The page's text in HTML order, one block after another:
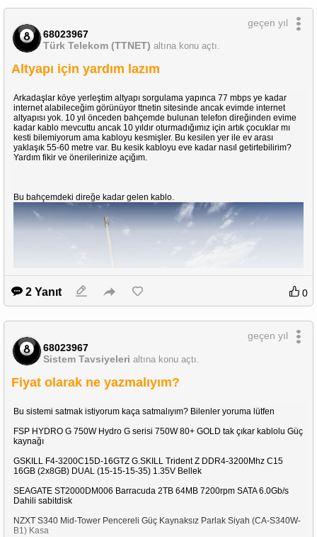
68023967
Türk Telekom (TTNET) altına konu açtı.
geçen yıl
Altyapı için yardım lazım
Arkadaşlar köye yerleştim altyapı sorgulama yapınca 77 mbps ye kadar
internet alabileceğim görünüyor ttnetin sitesinde ancak evimde internet
altyapısı yok. 10 yıl önceden bahçemde bulunan telefon direğinden evime
kadar kablo mevcuttu ancak 10 yıldır oturmadığımız için artık çocuklar mı
kesti bilemiyorum ama kabloyu kesmişler. Bu kesilen yer ile ev arası
yaklaşık 55-60 metre var. Bu kesik kabloyu eve kadar nasıl getirtebilirim?
Yardım fikir ve önerilerinize açığım.
Bu bahçemdeki direğe kadar gelen kablo.
Bu kesilen kablonun ucu.
2 Yanıt 0
68023967
Sistem Tavsiyeleri altına konu açtı.
geçen yıl
Fiyat olarak ne yazmalıyım?
Bu sistemi satmak istiyorum kaça satmalıyım? Bilenler yoruma lütfen
FSP HYDRO G 750W Hydro G serisi 750W 80+ GOLD tak çıkar kablolu Güç
kaynağı
GSKILL F4-3200C15D-16GTZ G.SKILL Trident Z DDR4-3200Mhz C15
16GB (2x8GB) DUAL (15-15-15-35) 1.35V Bellek
SEAGATE ST2000DM006 Barracuda 2TB 64MB 7200rpm SATA 6.0Gb/s
Dahili sabitdisk
NZXT S340 Mid-Tower Pencereli Güç Kaynaksız Parlak Siyah (CA-S340W-
B1) Kasa